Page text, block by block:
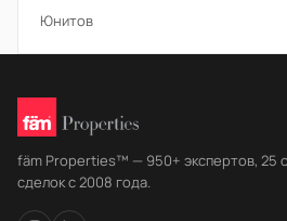
Юнитов
fäm Properties™ — 950+ экспертов, 25
сделок с 2008 года.